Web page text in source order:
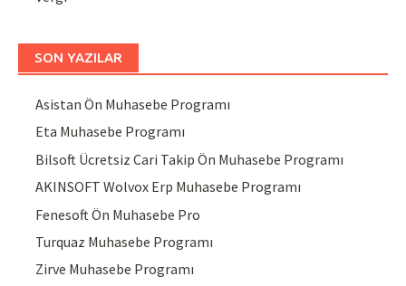
SON YAZILAR
Asistan Ön Muhasebe Programı
Eta Muhasebe Programı
Bilsoft Ücretsiz Cari Takip Ön Muhasebe Programı
AKINSOFT Wolvox Erp Muhasebe Programı
Fenesoft Ön Muhasebe Pro
Turquaz Muhasebe Programı
Zirve Muhasebe Programı